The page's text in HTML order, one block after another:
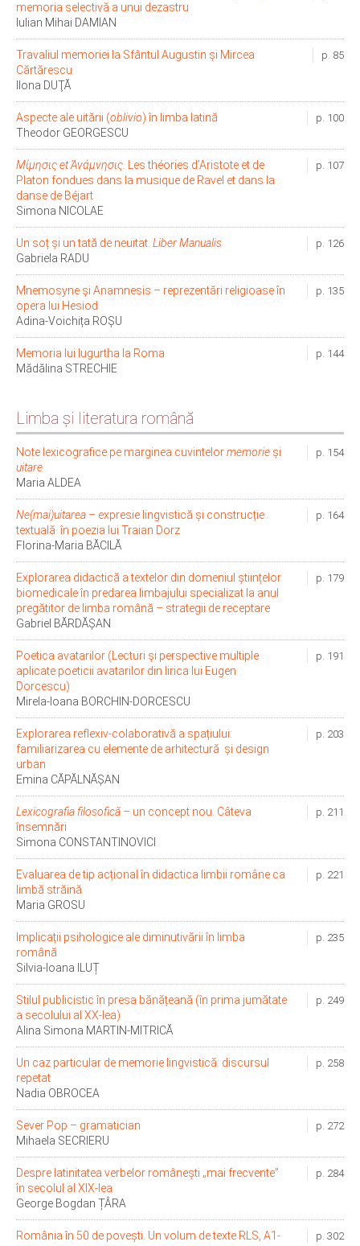
memoria selectivă a unui dezastru
Iulian Mihai DAMIAN
p. 85
Travaliul memoriei la Sfântul Augustin şi Mircea
Cărtărescu
Ilona DUŢĂ
p. 100
Aspecte ale uitării (oblivio) în limba latină
Theodor GEORGESCU
p. 107
Μίμησις et Ἀνάμνησις.
Les théories d’Aristote et de
Platon fondues dans la musique de Ravel et dans la
danse de Béjart
Simona NICOLAE
p. 126
Un soț şi un tată de neuitat. Liber Manualis
Gabriela RADU
p. 135
Mnemosyne și Anamnesis – reprezentări religioase în
opera lui Hesiod
Adina-Voichița ROȘU
p. 144
Memoria lui Iugurtha la Roma
Mădălina STRECHIE
Limba şi literatura română
p. 154
Note lexicografice pe marginea cuvintelormemorie și
uitare
Maria ALDEA
p. 164
Ne(mai)uitarea – expresie lingvistică și construcție
textuală în poezia lui Traian Dorz
Florina-Maria BĂCILĂ
p. 179
Explorarea didactică a textelor din domeniul științelor
biomedicale în predarea limbajului specializat la anul
pregătitor de limba română – strategii de receptare
Gabriel BĂRDĂȘAN
p. 191
Poetica avatarilor (Lecturi și perspective multiple
aplicate poeticii avatarilor din lirica lui Eugen
Dorcescu)
Mirela-Ioana BORCHIN-DORCESCU
p. 203
Explorarea reflexiv-colaborativă a spațiului:
familiarizarea cu elemente de arhitectură și design
urban
Emina CĂPĂLNĂȘAN
p. 211
Lexicografia filosofică – un concept nou. Câteva
însemnări
Simona CONSTANTINOVICI
p. 221
Evaluarea de tip acțional în didactica limbii române ca
limbă străină
Maria GROSU
p. 235
Implicații psihologice ale diminutivării în limba
română
Silvia-Ioana ILUȚ
p. 249
Stilul publicistic în presa bănățeană (în prima jumătate
a secolului al XX-lea)
Alina Simona MARTIN-MITRICĂ
p. 258
Un caz particular de memorie lingvistică: discursul
repetat
Nadia OBROCEA
p. 272
Sever Pop – gramatician
Mihaela SECRIERU
p. 284
Despre latinitatea verbelor românești „mai frecvente”
în secolul al XIX-lea
George Bogdan ȚÂRA
p. 302
România în 50 de povești. Un volum de texte RLS, A1-